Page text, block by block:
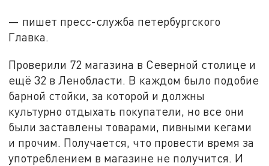
— пишет пресс-служба петербургского
Главка.
Проверили 72 магазина в Северной столице и
ещё 32 в Ленобласти. В каждом было подобие
барной стойки, за которой и должны
культурно отдыхать покупатели, но все они
были заставлены товарами, пивными кегами
и прочим. Получается, что провести время за
употреблением в магазине не получится. И